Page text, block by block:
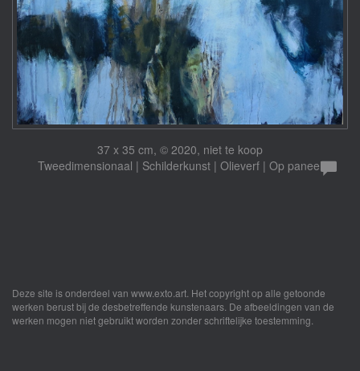
37 x 35 cm, © 2020, niet te koop
Tweedimensionaal | Schilderkunst | Olieverf | Op paneel
Deze site is onderdeel van www.exto.art. Het copyright op alle getoonde
werken berust bij de desbetreffende kunstenaars. De afbeeldingen van de
werken mogen niet gebruikt worden zonder schriftelijke toestemming.